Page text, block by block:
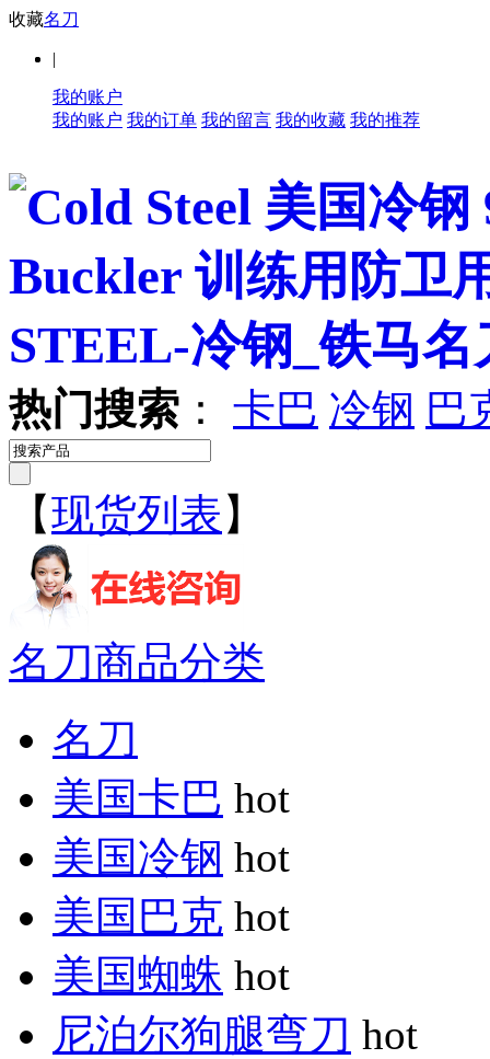
收藏名刀
|
我的账户
我的账户 我的订单 我的留言 我的收藏 我的推荐
热门搜索 ： 卡巴 冷钢 巴
【现货列表 】
名刀商品分类
名刀
美国卡巴 hot
美国冷钢 hot
美国巴克 hot
美国蜘蛛 hot
尼泊尔狗腿弯刀 hot